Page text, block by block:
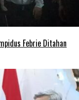
Febrie Ditahan